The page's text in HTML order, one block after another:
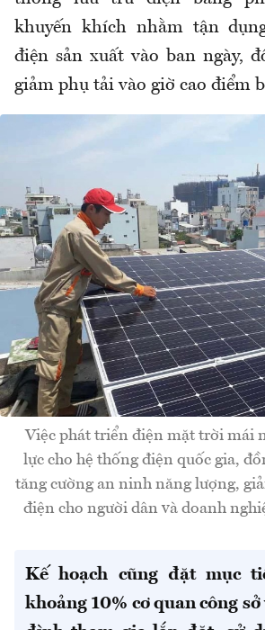
khuyến khích nhằm tận
điện sản xuất vào ban ngày,
giảm phụ tải vào giờ cao điểm
Việc phát triển điện mặt trời mái
lực cho hệ thống điện quốc gia,
tăng cường an ninh năng lượng,
điện cho người dân và doanh
Kế hoạch cũng đặt mục
khoảng 10% cơ quan công